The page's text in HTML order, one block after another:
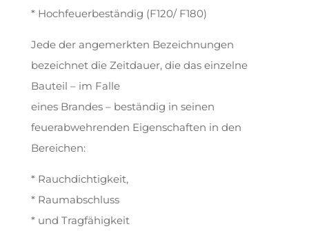
* Hochfeuerbeständig (F120/ F180)
Jede der angemerkten Bezeichnungen
bezeichnet die Zeitdauer, die das einzelne
Bauteil – im Falle
eines Brandes – beständig in seinen
feuerabwehrenden Eigenschaften in den
Bereichen:
* Rauchdichtigkeit,
* Raumabschluss
* und Tragfähigkeit